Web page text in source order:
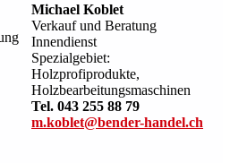
Michael Koblet
Verkauf und Beratung
Innendienst
Spezialgebiet:
Holzprofiprodukte,
Holzbearbeitungsmaschinen
Tel. 043 255 88 79
m.koblet@bender-handel.ch